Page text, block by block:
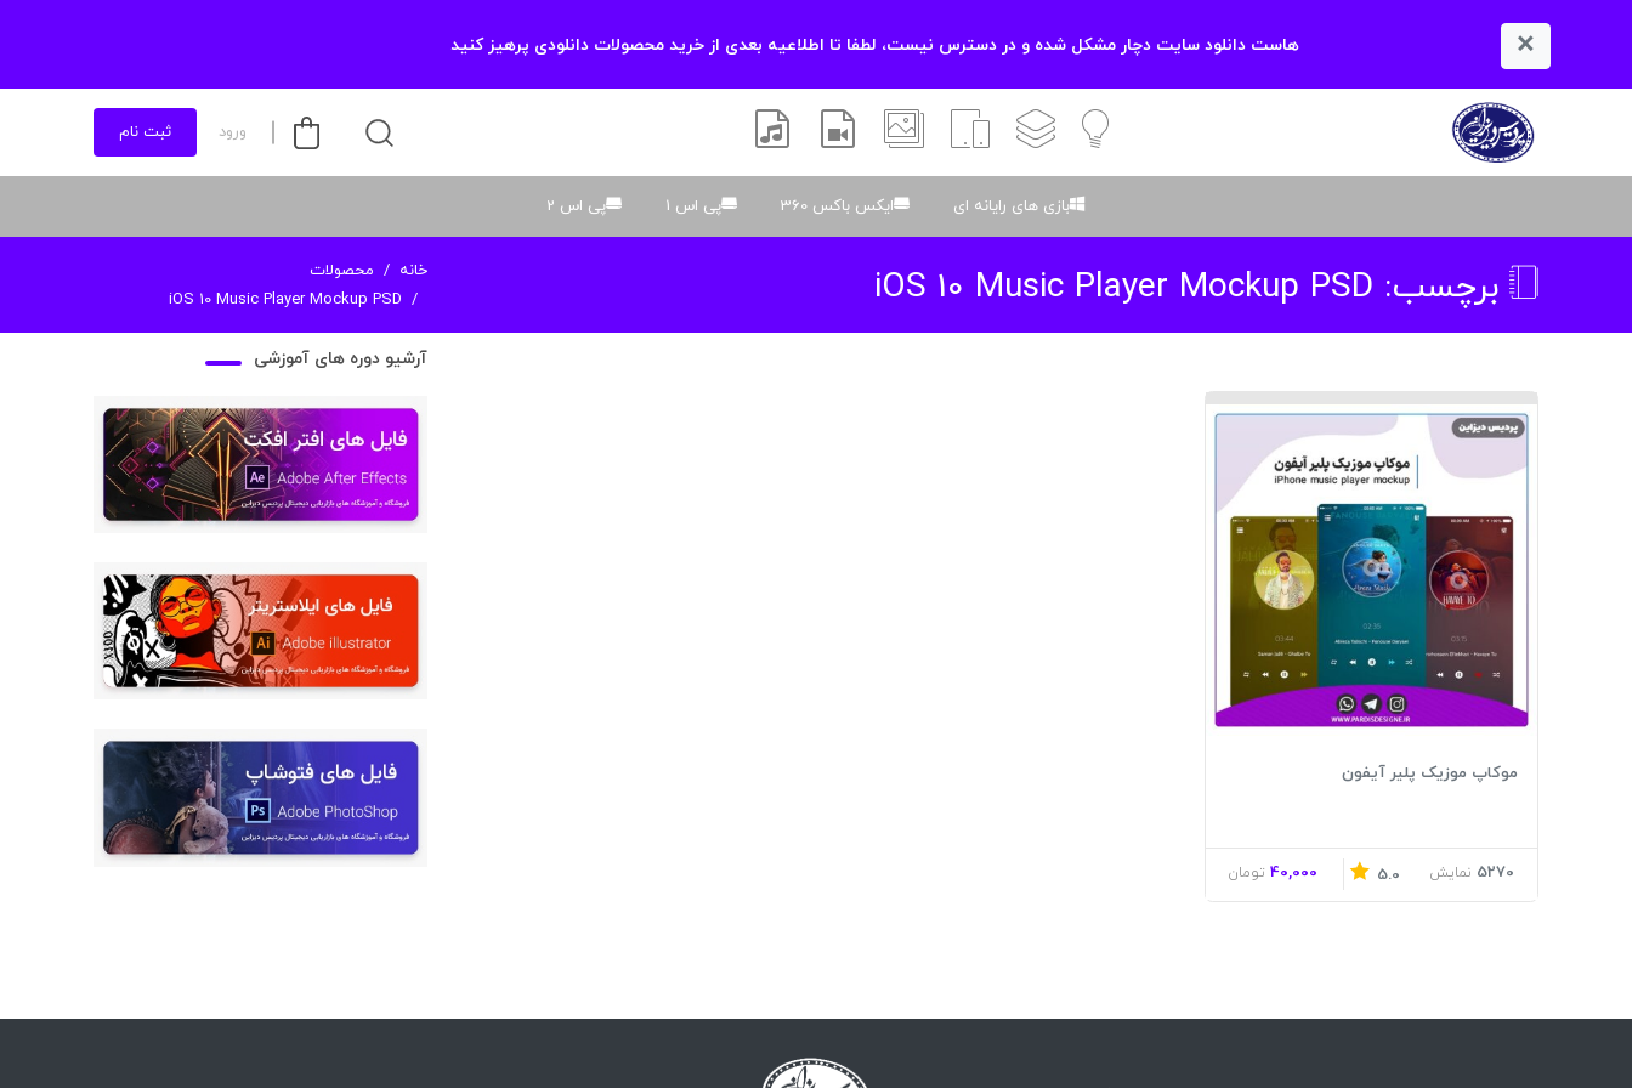
× هاست دانلود سایت دچار مشکل شده و در دسترس نیست، لطفا تا اطلاعیه بعدی از خرید محصولات دانلودی پرهیز کنید
آموزشیلایه باز اسکریپت والپیپر افتر افکتسموسیقی و صدا
ورود ثبت نام
بازی های رایانه ای ایکس باکس 360 پی اس 1 پی اس 2
برچسب: iOS 10 Music Player Mockup PSD خانه
محصولات
iOS 10 Music Player Mockup PSD
موکاپ موزیک پلیر آیفون
5270 نمایش 5.0
40,000 تومان
آرشیو دوره های آموزشی